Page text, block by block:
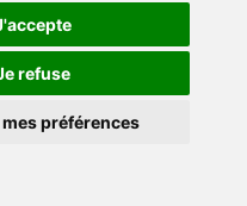
refuse
préférences
refuse
préférences